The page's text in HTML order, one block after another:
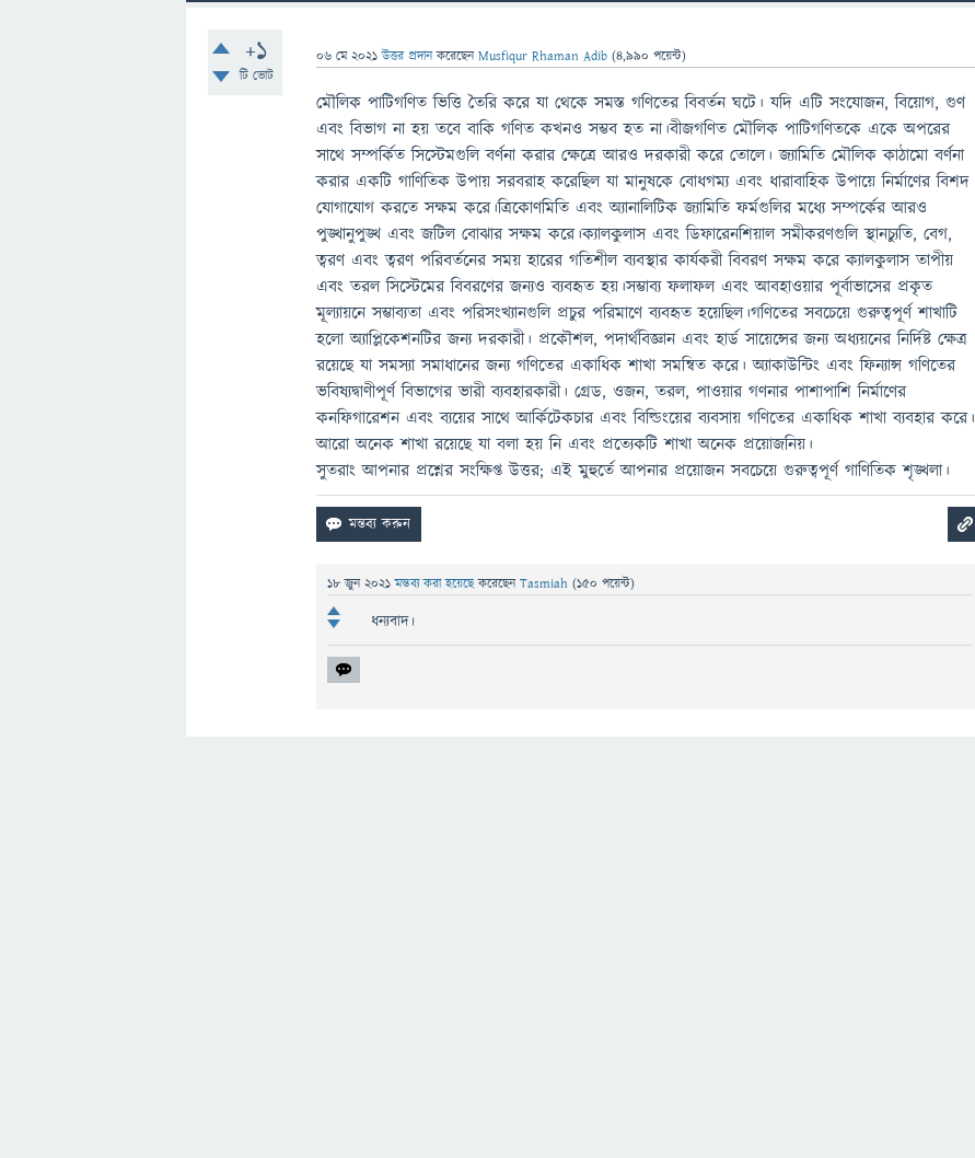
+1
টি ভোট
06 মে 2021 উত্তর প্রদান করেছেনMusfiqur Rhaman Adib (4,990 পয়েন্ট)
মৌলিক পাটিগণিত ভিত্তি তৈরি করে যা থেকে সমস্ত গণিতের বিবর্তন ঘটে। যদি এটি সংযোজন, বিয়োগ, গুণ
এবং বিভাগ না হয় তবে বাকি গণিত কখনও সম্ভব হত না।বীজগণিত মৌলিক পাটিগণিতকে একে অপরের
সাথে সম্পর্কিত সিস্টেমগুলি বর্ণনা করার ক্ষেত্রে আরও দরকারী করে তোলে। জ্যামিতি মৌলিক কাঠামো বর্ণনা
করার একটি গাণিতিক উপায় সরবরাহ করেছিল যা মানুষকে বোধগম্য এবং ধারাবাহিক উপায়ে নির্মাণের বিশদ
যোগাযোগ করতে সক্ষম করে।ত্রিকোণমিতি এবং অ্যানালিটিক জ্যামিতি ফর্মগুলির মধ্যে সম্পর্কের আরও
পুঙ্খানুপুঙ্খ এবং জটিল বোঝার সক্ষম করে।ক্যালকুলাস এবং ডিফারেনশিয়াল সমীকরণগুলি স্থানচ্যুতি, বেগ,
ত্বরণ এবং ত্বরণ পরিবর্তনের সময় হারের গতিশীল ব্যবস্থার কার্যকরী বিবরণ সক্ষম করে ক্যালকুলাস তাপীয়
এবং তরল সিস্টেমের বিবরণের জন্যও ব্যবহৃত হয়।সম্ভাব্য ফলাফল এবং আবহাওয়ার পূর্বাভাসের প্রকৃত
মূল্যায়নে সম্ভাব্যতা এবং পরিসংখ্যানগুলি প্রচুর পরিমাণে ব্যবহৃত হয়েছিল।গণিতের সবচেয়ে গুরুত্বপূর্ণ শাখাটি
হলো অ্যাপ্লিকেশনটির জন্য দরকারী। প্রকৌশল, পদার্থবিজ্ঞান এবং হার্ড সায়েন্সের জন্য অধ্যয়নের নির্দিষ্ট ক্ষেত্র
রয়েছে যা সমস্যা সমাধানের জন্য গণিতের একাধিক শাখা সমন্বিত করে। অ্যাকাউন্টিং এবং ফিন্যান্স গণিতের
ভবিষ্যদ্বাণীপূর্ণ বিভাগের ভারী ব্যবহারকারী। গ্রেড, ওজন, তরল, পাওয়ার গণনার পাশাপাশি নির্মাণের
কনফিগারেশন এবং ব্যয়ের সাথে আর্কিটেকচার এবং বিল্ডিংয়ের ব্যবসায় গণিতের একাধিক শাখা ব্যবহার করে।
আরো অনেক শাখা রয়েছে যা বলা হয় নি এবং প্রত্যেকটি শাখা অনেক প্রয়োজনিয়।
সুতরাং আপনার প্রশ্নের সংক্ষিপ্ত উত্তর; এই মুহুর্তে আপনার প্রয়োজন সবচেয়ে গুরুত্বপূর্ণ গাণিতিক শৃঙ্খলা।
18 জুন 2021 মন্তব্য করা হয়েছেকরেছেনTasmiah (150 পয়েন্ট)
ধন্যবাদ।